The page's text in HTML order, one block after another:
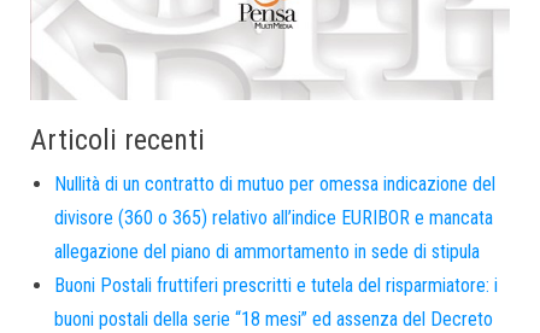
Articoli recenti
Nullità di un contratto di mutuo per omessa indicazione del
divisore (360 o 365) relativo all’indice EURIBOR e mancata
allegazione del piano di ammortamento in sede di stipula
Buoni Postali fruttiferi prescritti e tutela del risparmiatore: i
buoni postali della serie “18 mesi” ed assenza del Decreto